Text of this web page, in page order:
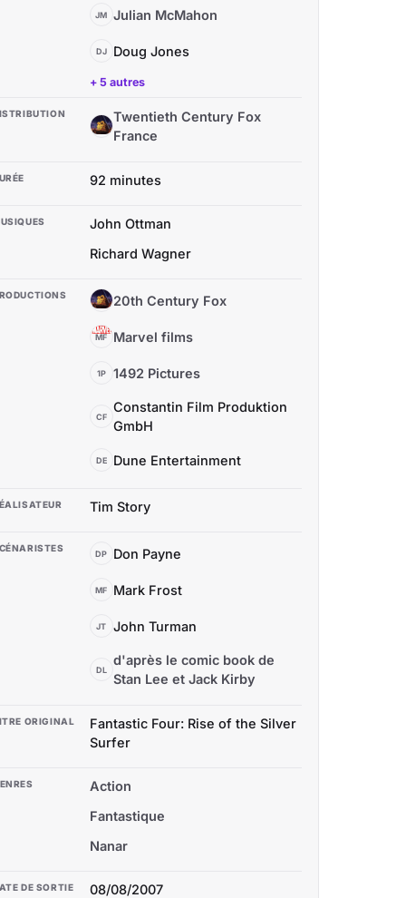
JM Julian McMahon
DJ Doug Jones
+ 5 autres
TC
Twentieth Century Fox
France
92 minutes
John Ottman
Richard Wagner
2C 20th Century Fox
MF Marvel films
1P 1492 Pictures
CF
Constantin Film Produktion
GmbH
DE Dune Entertainment
Tim Story
DP Don Payne
MF Mark Frost
JT John Turman
DL
d'après le comic book de
Stan Lee et Jack Kirby
ORIGINAL
Fantastic Four: Rise of the Silver
Surfer
Action
Fantastique
Nanar
DE SORTIE 08/08/2007